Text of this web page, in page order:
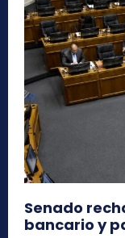
Senado
bancario y